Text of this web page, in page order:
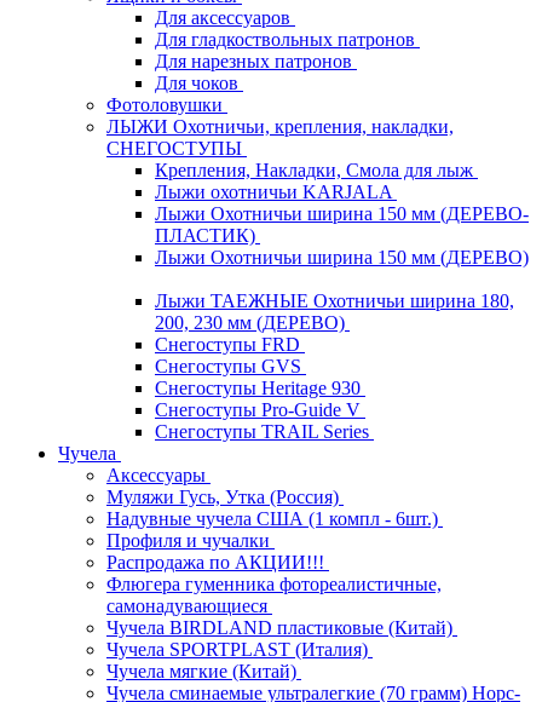
Для аксессуаров
Для гладкоствольных патронов
Для нарезных патронов
Для чоков
Фотоловушки
ЛЫЖИ Охотничьи, крепления, накладки,
СНЕГОСТУПЫ
Крепления, Накладки, Смола для лыж
Лыжи охотничьи KARJALA
Лыжи Охотничьи ширина 150 мм (ДЕРЕВО-
ПЛАСТИК)
Лыжи Охотничьи ширина 150 мм (ДЕРЕВО)
Лыжи ТАЕЖНЫЕ Охотничьи ширина 180,
200, 230 мм (ДЕРЕВО)
Снегоступы FRD
Снегоступы GVS
Снегоступы Heritage 930
Снегоступы Pro-Guide V
Снегоступы TRAIL Series
Чучела
Аксессуары
Муляжи Гусь, Утка (Россия)
Надувные чучела США (1 компл - 6шт.)
Профиля и чучалки
Распродажа по АКЦИИ!!!
Флюгера гуменника фотореалистичные,
самонадувающиеся
Чучела BIRDLAND пластиковые (Китай)
Чучела SPORTPLAST (Италия)
Чучела мягкие (Китай)
Чучела сминаемые ультралегкие (70 грамм) Норс-